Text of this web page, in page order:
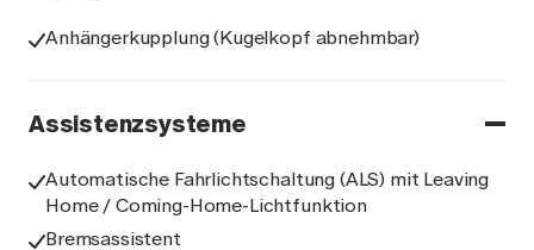
Anhängerkupplung (Kugelkopf abnehmbar)
Assistenzsysteme
Automatische Fahrlichtschaltung (ALS) mit Leaving
Home / Coming-Home-Lichtfunktion
Bremsassistent